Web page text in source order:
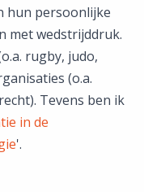
hun persoonlijke
met wedstrijddruk.
rugby, judo,
(o.a.
Tevens ben ik
in de
'.